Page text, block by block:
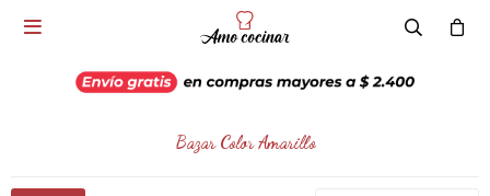

Bazar Color Amarillo